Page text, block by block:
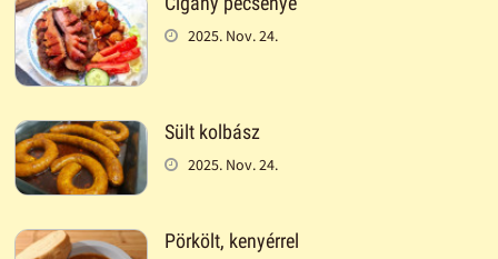
2025. Nov. 24.
Sült kolbász
2025. Nov. 24.
Pörkölt, kenyérrel